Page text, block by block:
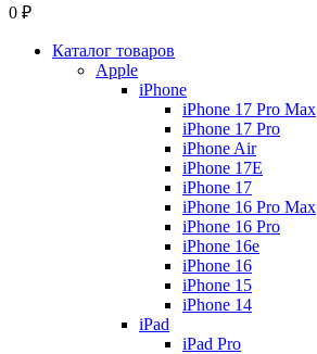
0 ₽
Каталог товаров
Apple
iPhone
iPhone 17 Pro Max
iPhone 17 Pro
iPhone Air
iPhone 17E
iPhone 17
iPhone 16 Pro Max
iPhone 16 Pro
iPhone 16e
iPhone 16
iPhone 15
iPhone 14
iPad
iPad Pro